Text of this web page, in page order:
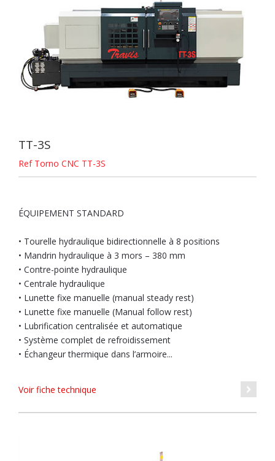
TT-3S
Ref Torno CNC TT-3S
ÉQUIPEMENT STANDARD
• Tourelle hydraulique bidirectionnelle à 8 positions
• Mandrin hydraulique à 3 mors – 380 mm
• Contre-pointe hydraulique
• Centrale hydraulique
• Lunette fixe manuelle (manual steady rest)
• Lunette fixe manuelle (Manual follow rest)
• Lubrification centralisée et automatique
• Système complet de refroidissement
• Échangeur thermique dans l’armoire...
Voir fiche technique